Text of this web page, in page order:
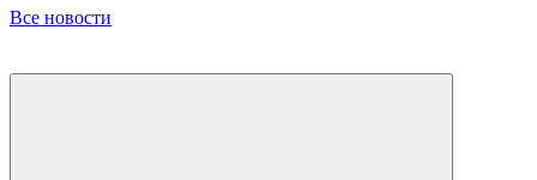
Все новости